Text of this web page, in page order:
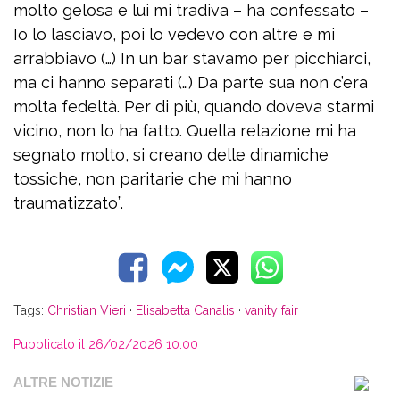
molto gelosa e lui mi tradiva – ha confessato –
Io lo lasciavo, poi lo vedevo con altre e mi
arrabbiavo (…) In un bar stavamo per picchiarci,
ma ci hanno separati (…) Da parte sua non c’era
molta fedeltà. Per di più, quando doveva starmi
vicino, non lo ha fatto. Quella relazione mi ha
segnato molto, si creano delle dinamiche
tossiche, non paritarie che mi hanno
traumatizzato”.
Tags: Christian Vieri · Elisabetta Canalis · vanity fair
Pubblicato il 26/02/2026 10:00
ALTRE NOTIZIE